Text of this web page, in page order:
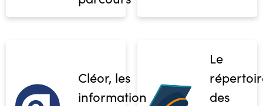
Cléor, les
informations
Le
des